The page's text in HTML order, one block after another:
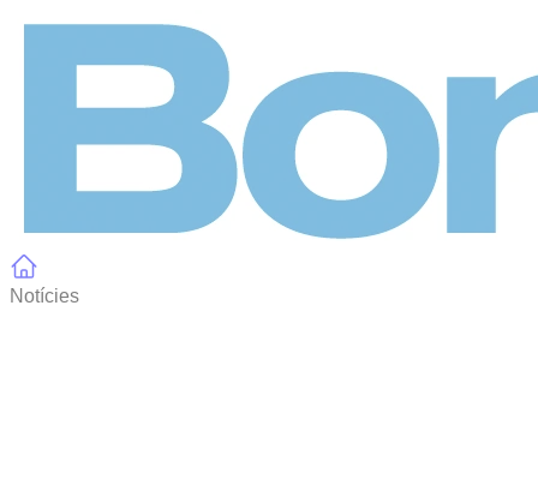
Notícies